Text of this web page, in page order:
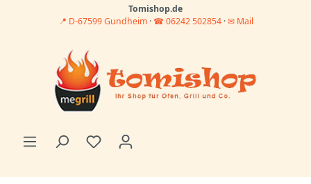
Tomishop.de
📍 D-67599 Gundheim · ☎ 06242 502854·✉ Mail